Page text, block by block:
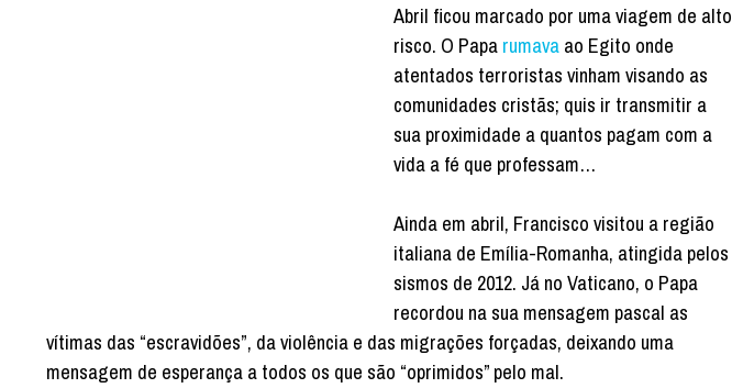
Abril ficou marcado por uma viagem de alto
risco. O Papa rumavaao Egito onde
atentados terroristas vinham visando as
comunidades cristãs; quis ir transmitir a
sua proximidade a quantos pagam com a
vida a fé que professam…
Ainda em abril, Francisco visitou a região
italiana de Emília-Romanha, atingida pelos
sismos de 2012. Já no Vaticano, o Papa
recordou na sua mensagem pascal as
vítimas das “escravidões”, da violência e das migrações forçadas, deixando uma
mensagem de esperança a todos os que são “oprimidos” pelo mal.